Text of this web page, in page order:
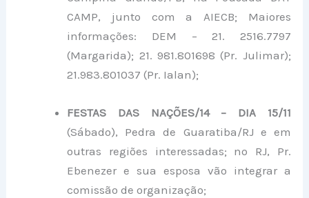
CAMP, junto com a AIECB; Maiores
informações: DEM – 21. 2516.7797
(Margarida); 21. 981.801698 (Pr. Julimar);
21.983.801037 (Pr. Ialan);
FESTAS DAS NAÇÕES/14 – DIA 15/11
(Sábado), Pedra de Guaratiba/RJ e em
outras regiões interessadas; no RJ, Pr.
Ebenezer e sua esposa vão integrar a
comissão de organização;